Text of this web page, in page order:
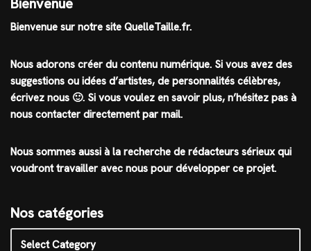
Bienvenue sur notre site QuelleTaille.fr.
Nous adorons créer du contenu numérique. Si vous avez des
suggestions ou idées d’artistes, de personnalités célèbres,
écrivez nous 🙂. Si vous voulez en savoir plus, n’hésitez pas à
nous contacter directement par mail.
Nous sommes aussi à la recherche de rédacteurs sérieux qui
voudront travailler avec nous pour développer ce projet.
Nos catégories